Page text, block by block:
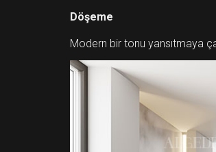
Döşeme
Modern bir tonu yansıtmaya